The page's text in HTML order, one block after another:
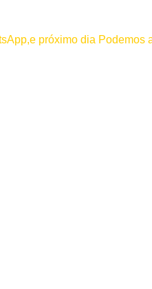
próximo dia Podemos